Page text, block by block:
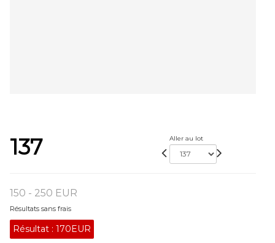
137 Aller au lot
150 - 250 EUR
Résultats sans frais
Résultat : 170EUR